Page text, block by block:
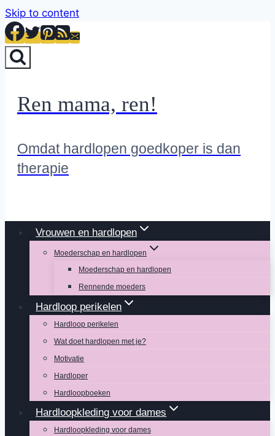
Skip to content
Ren mama, ren!
Omdat hardlopen goedkoper is dan
therapie
Vrouwen en hardlopen
Moederschap en hardlopen
Moederschap en hardlopen
Rennende moeders
Hardloop perikelen
Hardloop perikelen
Wat doet hardlopen met je?
Motivatie
Hardloper
Hardloopboeken
Hardloopkleding voor dames
Hardloopkleding voor dames